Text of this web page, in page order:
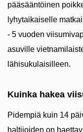
pääsääntöinen
lyhytaikaiselle
- 5 vuoden
asuville
lähisukulaisilleen.
Kuinka hakea
Pidempiä kuin 14
haltijoiden on